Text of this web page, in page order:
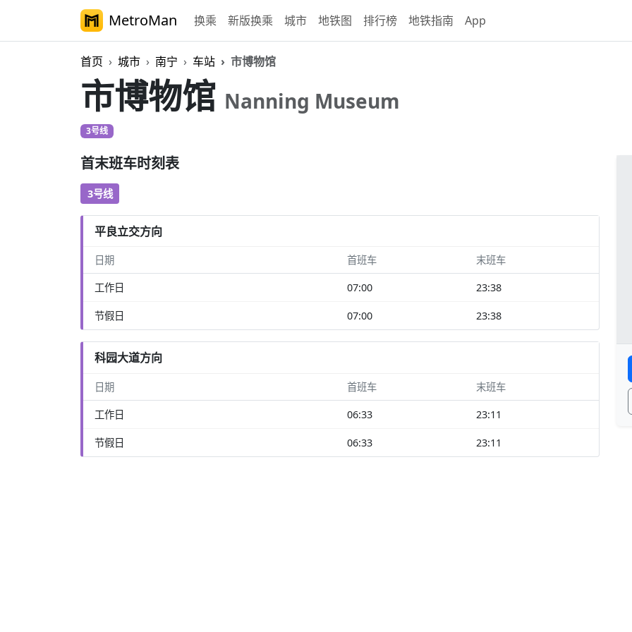
MetroMan 换乘 新版换乘 城市 地铁图 排行榜 地铁指南 App
首页 城市 南宁 车站 市博物馆
市博物馆 Nanning Museum
3号线
首末班车时刻表
3号线
平良立交方向
日期 首班车 末班车
工作日 07:00 23:38
节假日 07:00 23:38
科园大道方向
日期 首班车 末班车
工作日 06:33 23:11
节假日 06:33 23:11